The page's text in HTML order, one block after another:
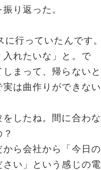
り返った。
に行っていたんです
入れたいな」と。で
まって、帰らないと
は曲作りができない
したね。間に合わな
ら会社から「今日の
い」という感じの電